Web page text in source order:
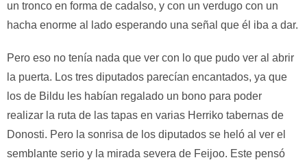
un tronco en forma de cadalso, y con un verdugo con un
hacha enorme al lado esperando una señal que él iba a dar.
Pero eso no tenía nada que ver con lo que pudo ver al abrir
la puerta. Los tres diputados parecían encantados, ya que
los de Bildu les habían regalado un bono para poder
realizar la ruta de las tapas en varias Herriko tabernas de
Donosti. Pero la sonrisa de los diputados se heló al ver el
semblante serio y la mirada severa de Feijoo. Este pensó